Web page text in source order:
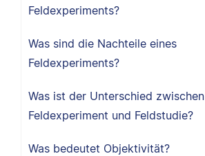
Feldexperiments?
Was sind die Nachteile eines
Feldexperiments?
Was ist der Unterschied zwischen
Feldexperiment und Feldstudie?
Was bedeutet Objektivität?